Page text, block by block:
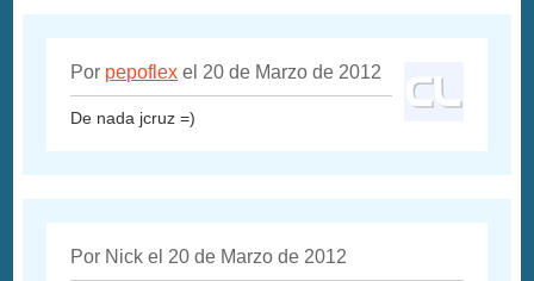
Por pepoflex el 20 de Marzo de 2012
De nada jcruz =)
Por Nick el 20 de Marzo de 2012